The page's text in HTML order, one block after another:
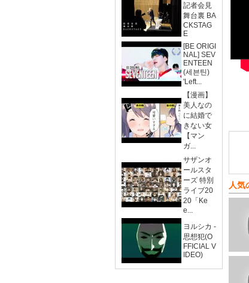
記者会見
舞台裏 BA
CKSTAG
E
[BE ORIGI
NAL] SEV
ENTEEN
(세븐틴)
'Left...
【漫画】
美人なの
に結婚で
きない女
【マン
ガ...
サザンオ
ールスタ
ーズ 特別
ライブ20
20「Ke
e...
ヨルシカ -
思想犯(O
FFICIAL V
IDEO)
人気